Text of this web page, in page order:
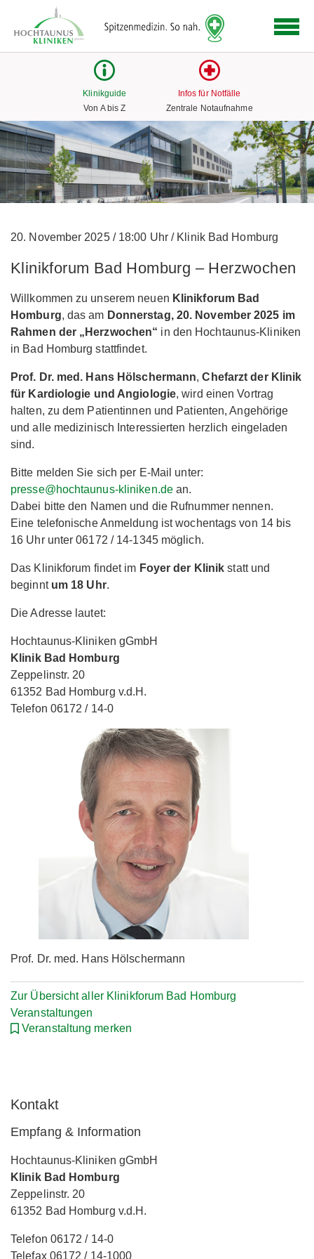
Link
zur
Startseite
Klinikguide
Von A bis Z
Infos für Notfälle
Zentrale Notaufnahme
20. November 2025 /18:00 Uhr/Klinik Bad Homburg
Klinikforum Bad Homburg – Herzwochen
Willkommen zu unserem neuen Klinikforum Bad
Homburg, das am Donnerstag, 20. November 2025 im
Rahmen der „Herzwochen“ in den Hochtaunus-Kliniken
in Bad Homburg stattfindet.
Prof. Dr. med. Hans Hölschermann,Chefarzt der Klinik
für Kardiologie und Angiologie, wird einen Vortrag
halten, zu dem Patientinnen und Patienten, Angehörige
und alle medizinisch Interessierten herzlich eingeladen
sind.
Bitte melden Sie sich per E-Mail unter:
presse@hochtaunus-kliniken.dean.
Dabei bitte den Namen und die Rufnummer nennen.
Eine telefonische Anmeldung ist wochentags von 14 bis
16 Uhr unter 06172 / 14-1345 möglich.
Das Klinikforum findet im Foyer der Klinik statt und
beginnt um 18 Uhr.
Die Adresse lautet:
Hochtaunus-Kliniken gGmbH
Klinik Bad Homburg
Zeppelinstr. 20
61352 Bad Homburg v.d.H.
Telefon 06172 / 14-0
Prof. Dr. med. Hans Hölschermann
Zur Übersicht aller Klinikforum Bad Homburg
Veranstaltungen
Veranstaltung merken
Kontakt
Empfang & Information
Hochtaunus-Kliniken gGmbH
Klinik Bad Homburg
Zeppelinstr. 20
61352 Bad Homburg v.d.H.
Telefon 06172 / 14-0
Telefax 06172 / 14-1000